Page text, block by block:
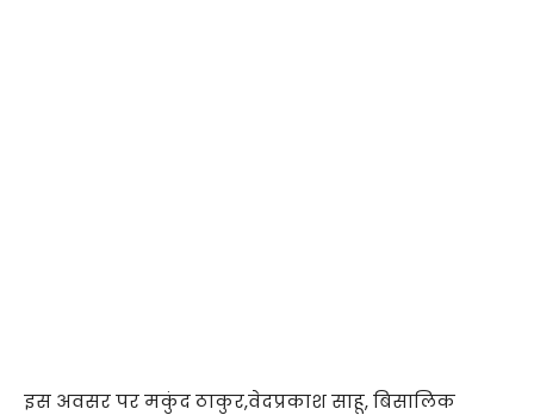
इस अवसर पर मकुंद ठाकुर,वेदप्रकाश साहू, बिसालिक